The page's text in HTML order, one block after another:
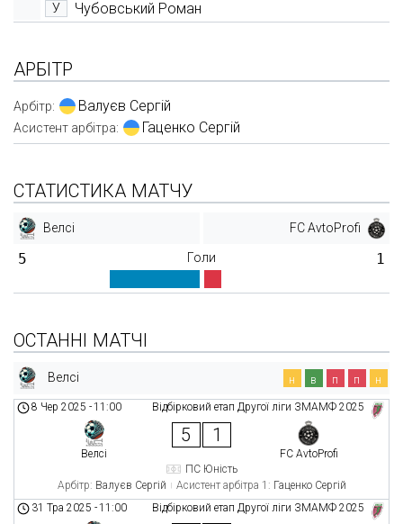
У Чубовський Роман
АРБІТР
Арбітр: Валуєв Сергій
Асистент арбітра: Гаценко Сергій
СТАТИСТИКА МАТЧУ
Велсі FC AvtoProfi
5 Голи 1
ОСТАННІ МАТЧІ
Велсі н в п п н
Відбірковий етап Другої ліги ЗМАМФ 2025
8 Чер 2025 -11:00
Велсі
5 1
FC AvtoProfi
ПС Юність
Арбітр: Валуєв Сергій Асистент арбітра 1: Гаценко Сергій
Відбірковий етап Другої ліги ЗМАМФ 2025
31 Тра 2025 -11:00